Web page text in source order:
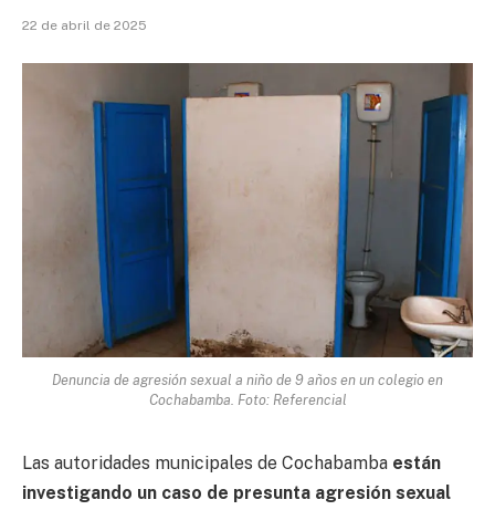
22 de abril de 2025
Denuncia de agresión sexual a niño de 9 años en un colegio en
Cochabamba. Foto: Referencial
Las autoridades municipales de Cochabamba están
investigando un caso de presunta agresión sexual